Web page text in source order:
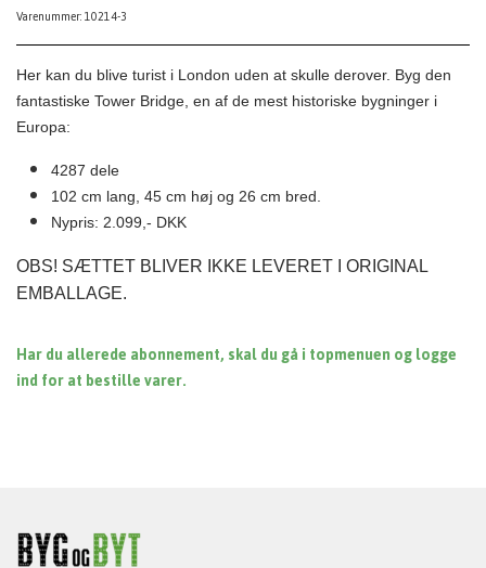
Varenummer: 10214-3
Her kan du blive turist i London uden at skulle derover. Byg den
fantastiske Tower Bridge, en af de mest historiske bygninger i
Europa:
4287 dele
102 cm lang, 45 cm høj og 26 cm bred.
Nypris: 2.099,- DKK
OBS! SÆTTET BLIVER IKKE LEVERET I ORIGINAL
EMBALLAGE.
Har du allerede abonnement, skal du gå i topmenuen og logge
ind for at bestille varer.